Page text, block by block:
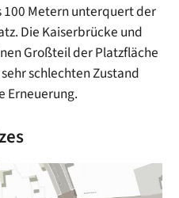
100 Metern unterquert der
Die Kaiserbrücke und
Großteil der Platzfläche
schlechten Zustand
Erneuerung.